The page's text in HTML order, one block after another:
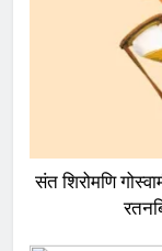
संत शिरोमणि